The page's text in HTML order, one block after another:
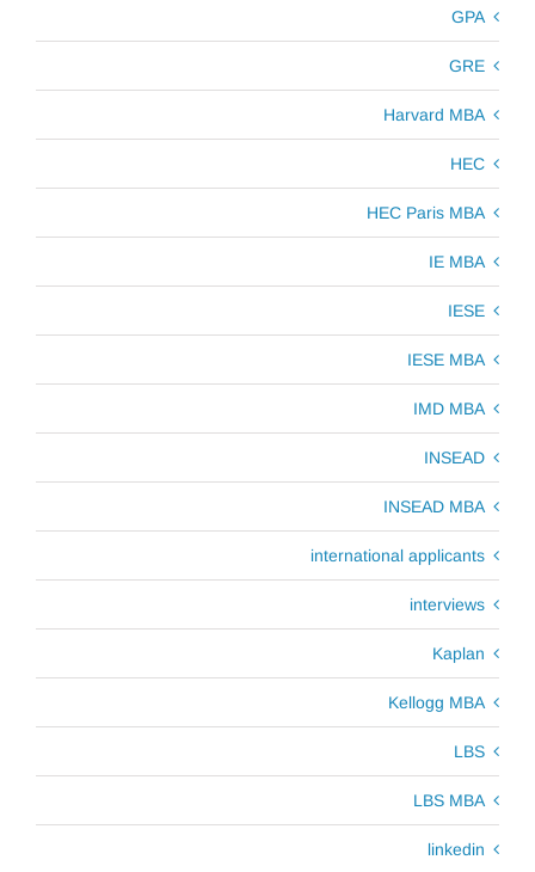
GPA
GRE
Harvard MBA
HEC
HEC Paris MBA
IE MBA
IESE
IESE MBA
IMD MBA
INSEAD
INSEAD MBA
international applicants
interviews
Kaplan
Kellogg MBA
LBS
LBS MBA
linkedin